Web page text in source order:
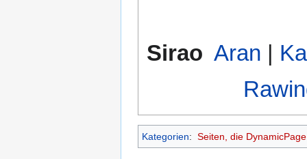
Sirao Aran‎ |
Kategorien: Seiten, die